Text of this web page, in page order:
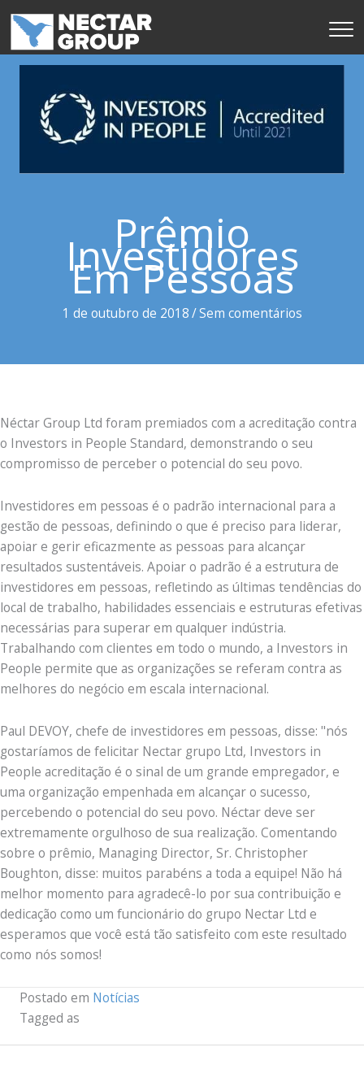
para
conteúdo
Prêmio
Investidores
Em Pessoas
1 de outubro de 2018/Sem comentários
Néctar Group Ltd foram premiados com a acreditação contra
o Investors in People Standard, demonstrando o seu
compromisso de perceber o potencial do seu povo.
Investidores em pessoas é o padrão internacional para a
gestão de pessoas, definindo o que é preciso para liderar,
apoiar e gerir eficazmente as pessoas para alcançar
resultados sustentáveis. Apoiar o padrão é a estrutura de
investidores em pessoas, refletindo as últimas tendências do
local de trabalho, habilidades essenciais e estruturas efetivas
necessárias para superar em qualquer indústria.
Trabalhando com clientes em todo o mundo, a Investors in
People permite que as organizações se referam contra as
melhores do negócio em escala internacional.
Paul DEVOY, chefe de investidores em pessoas, disse: "nós
gostaríamos de felicitar Nectar grupo Ltd, Investors in
People acreditação é o sinal de um grande empregador, e
uma organização empenhada em alcançar o sucesso,
percebendo o potencial do seu povo. Néctar deve ser
extremamente orgulhoso de sua realização. Comentando
sobre o prêmio, Managing Director, Sr. Christopher
Boughton, disse: muitos parabéns a toda a equipe! Não há
melhor momento para agradecê-lo por sua contribuição e
dedicação como um funcionário do grupo Nectar Ltd e
esperamos que você está tão satisfeito com este resultado
como nós somos!
Postado em Notícias
Tagged as